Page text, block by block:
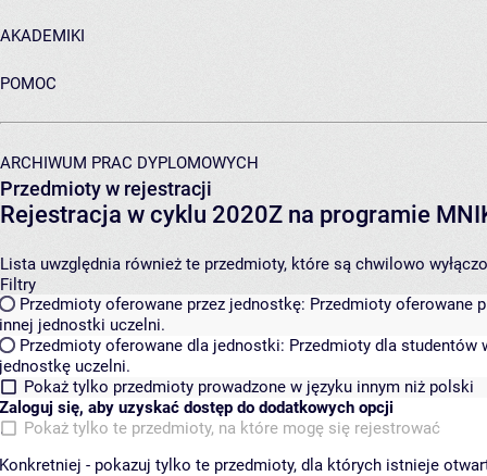
AKADEMIKI
POMOC
ARCHIWUM PRAC DYPLOMOWYCH
Przedmioty w rejestracji
Rejestracja w cyklu 2020Z na programie
Lista uwzględnia również te przedmioty, które są chwilowo
Filtry
Przedmioty oferowane przez jednostkę: Przedmioty oferowane
innej jednostki uczelni.
Przedmioty oferowane dla jednostki: Przedmioty dla studentów
jednostkę uczelni.
Pokaż tylko przedmioty prowadzone w języku innym niż polski
Zaloguj się, aby uzyskać dostęp do dodatkowych opcji
Pokaż tylko te przedmioty, na które mogę się rejestrować
Konkretniej - pokazuj tylko te przedmioty, dla których istnieje